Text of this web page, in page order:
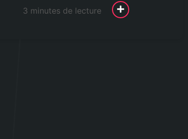
3 minutes de lecture